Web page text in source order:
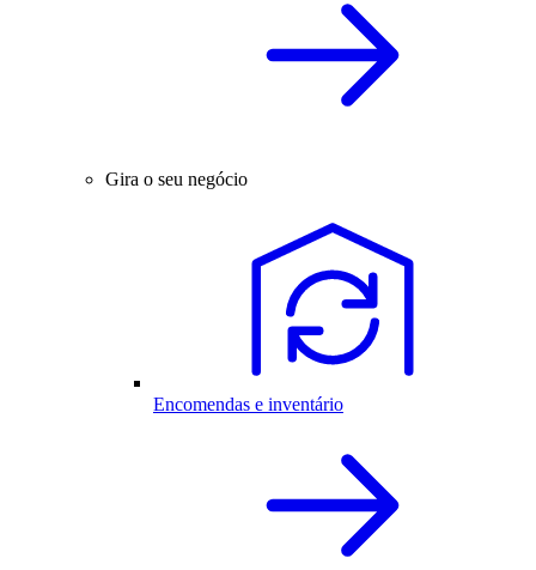
Gira o seu negócio
Encomendas e inventário